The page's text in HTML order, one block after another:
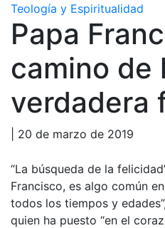
Teología y Espiritualidad
Papa
camino de
verdadera
| 20 de marzo de 2019
“La búsqueda de la
Francisco, es algo común
todos los tiempos y
quien ha puesto “en el